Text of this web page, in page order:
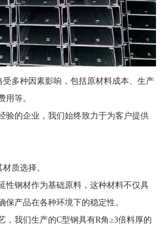
多种因素影响，包括原材料成本、生产
用等。
验的企业，我们始终致力于为客户提供
质选择。
性钢材作为基础原料，这种材料不仅具
产品在各种环境下的稳定性。
，我们生产的C型钢具有R角≥3倍料厚的